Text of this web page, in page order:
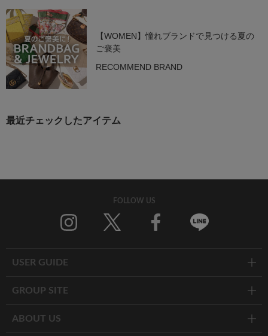
【WOMEN】憧れブランドで見つける夏の
ご褒美
RECOMMEND BRAND
最近チェックしたアイテム
FOLLOW US
USER GUIDE
GROUP SITE
ABOUT US